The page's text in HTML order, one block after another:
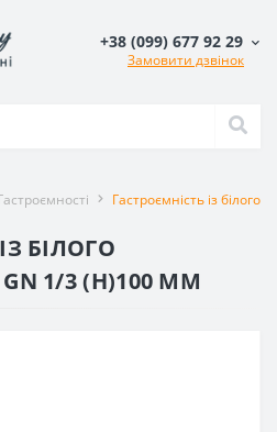
+38 (099) 677 92 29
Замовити дзвінок
Гастроємність із білого
БІЛОГО
1/3 (H)100 ММ